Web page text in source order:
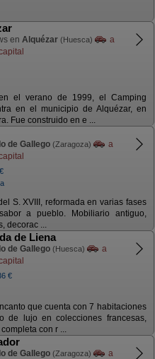
en Alquézar (Huesca)
a
el verano de 1999, el Camping
en el municipio de Alquézar, en
Fue construido en e ...
de Gallego (Zaragoza)
a
S. XVIII, reformada en varias fases
a pueblo. Mobiliario antiguo,
decorac ...
de Liena
de Gallego (Huesca)
a
€
que cuenta con 7 habitaciones
de lujo en colecciones francesas,
con r ...
de Gallego (Zaragoza)
a